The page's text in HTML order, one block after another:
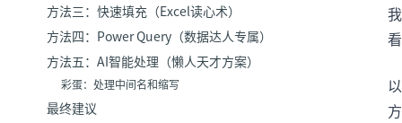
方法三：快速填充（Excel读心术）
方法四：Power Query（数据达人专属）
方法五：AI智能处理（懒人天才方案）
彩蛋：处理中间名和缩写
最终建议